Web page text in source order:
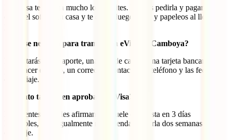
La eVisa te facilita mucho los trámites. Puedes pedirla y pagarla
desde el sofá de tu casa y te evitas luego colas y papeleos al llegar al
¿Qué se necesita para tramitar la eVisa de Camboya?
Necesitarás tu pasaporte, una foto de carnet, una tarjeta bancaria
para hacer el pago, un correo de contacto, un teléfono y las fechas
de tu viaje.
¿Cuánto tardan en aprobar la eVisa?
Las fuentes oficiales afirman que suele estar lista en 3 días
laborables, pero igualmente recomiendan pedirla dos semanas antes
del viaje.